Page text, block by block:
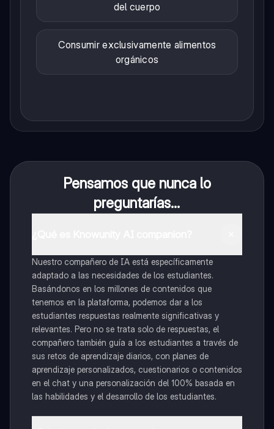
del cuerpo
Consumir exclusivamente alimentos
orgánicos
Pensamos que nunca lo
preguntarías...
Nuestro compañero de IA está específicamente
adaptado a las necesidades de los estudiantes.
Basándonos en los millones de contenidos que
tenemos en la plataforma, podemos dar a los
estudiantes respuestas realmente significativas y
relevantes. Pero no se trata solo de respuestas, el
compañero también guía a los estudiantes a través de
sus retos de aprendizaje diarios, con planes de
aprendizaje personalizados, cuestionarios o contenidos
en el chat y una personalización del 100% basada en
las habilidades y el desarrollo de los estudiantes.